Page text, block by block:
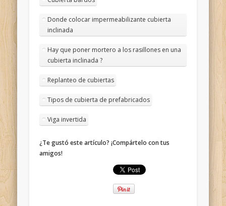
Donde colocar impermeabilizante cubierta
inclinada
Hay que poner mortero a los rasillones en una
cubierta inclinada ?
Replanteo de cubiertas
Tipos de cubierta de prefabricados
Viga invertida
¿Te gustó este artículo? ¡Compártelo con tus
amigos!